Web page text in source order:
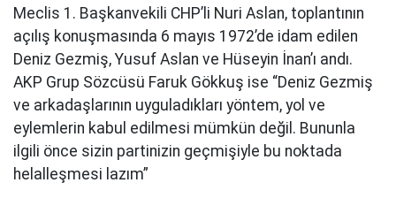
Meclis 1. Başkanvekili CHP’li Nuri Aslan, toplantının
açılış konuşmasında 6 mayıs 1972’de idam edilen
Deniz Gezmiş, Yusuf Aslan ve Hüseyin İnan’ı andı.
AKP Grup Sözcüsü Faruk Gökkuş ise “Deniz Gezmiş
ve arkadaşlarının uyguladıkları yöntem, yol ve
eylemlerin kabul edilmesi mümkün değil. Bununla
ilgili önce sizin partinizin geçmişiyle bu noktada
helalleşmesi lazım”